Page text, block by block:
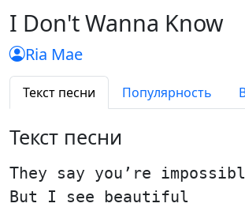
I Don't Wanna Know
Ria Mae
Текст песни Популярность
Текст песни
They say you’re
But I see beautiful